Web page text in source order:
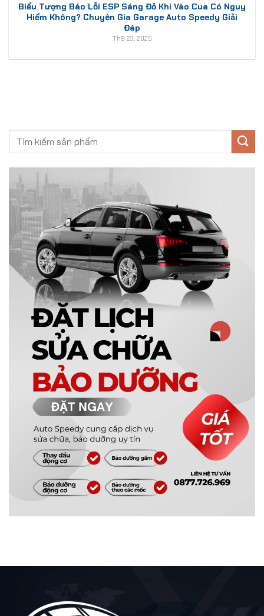
Biểu Tượng Báo Lỗi ESP Sáng Đỏ Khi Vào Cua Có Nguy
Hiểm Không? Chuyên Gia Garage Auto Speedy Giải
Đáp
Th9 23, 2025